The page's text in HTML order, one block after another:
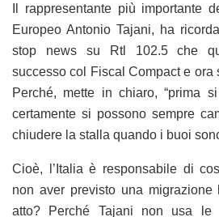
Il rappresentante più importante
Europeo Antonio Tajani, ha
stop news su Rtl 102.5 che
successo col Fiscal Compact e ora
Perché, mette in chiaro, “prima
certamente si possono sempre
chiudere la stalla quando i buoi
Cioè, l’Italia è responsabile di
non aver previsto una
atto? Perché Tajani non usa le